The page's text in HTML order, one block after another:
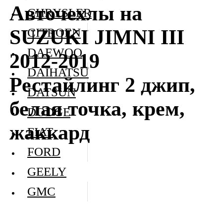
Авточехлы на
SUZUKI JIMNI III
2012-2019
Рестайлинг 2 джип,
белая точка, крем,
жаккард
CHRYSLER
CITROEN
DAEWOO
DAIHATSU
DATSUN
DODGE
FIAT
FORD
GEELY
GMC